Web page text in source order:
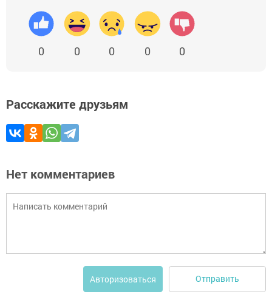
0 0 0 0 0
Расскажите друзьям
Нет комментариев
Авторизоваться Отправить